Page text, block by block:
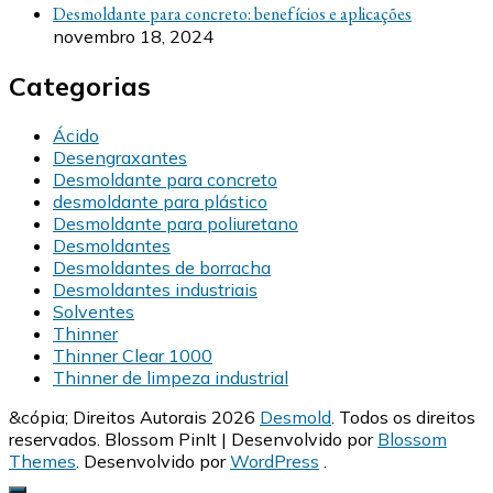
Desmoldante para concreto: benefícios e aplicações
novembro 18, 2024
Categorias
Ácido
Desengraxantes
Desmoldante para concreto
desmoldante para plástico
Desmoldante para poliuretano
Desmoldantes
Desmoldantes de borracha
Desmoldantes industriais
Solventes
Thinner
Thinner Clear 1000
Thinner de limpeza industrial
&cópia; Direitos Autorais 2026 Desmold. Todos os direitos
reservados. Blossom PinIt | Desenvolvido por Blossom
Themes. Desenvolvido porWordPress .